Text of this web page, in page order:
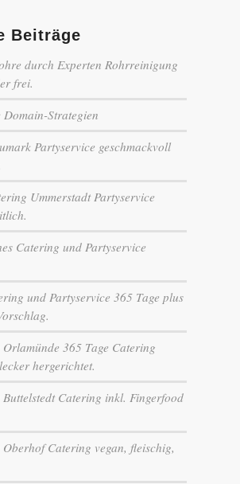
Beiträge
durch Experten Rohrreinigung
frei.
Strategien
Partyservice geschmackvoll
Ummerstadt Partyservice
Catering und Partyservice
und Partyservice 365 Tage plus
Orlamünde 365 Tage Catering
hergerichtet.
Buttelstedt Catering inkl. Fingerfood
Oberhof Catering vegan, fleischig,